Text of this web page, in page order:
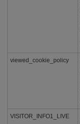
viewed_cookie_policy
VISITOR_INFO1_LIVE